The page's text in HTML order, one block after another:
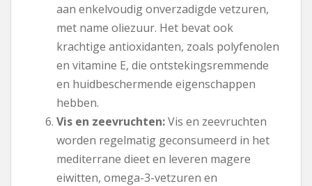
aan enkelvoudig onverzadigde vetzuren,
met name oliezuur. Het bevat ook
krachtige antioxidanten, zoals polyfenolen
en vitamine E, die ontstekingsremmende
en huidbeschermende eigenschappen
hebben.
Vis en zeevruchten:Vis en zeevruchten
worden regelmatig geconsumeerd in het
mediterrane dieet en leveren magere
eiwitten, omega-3-vetzuren en